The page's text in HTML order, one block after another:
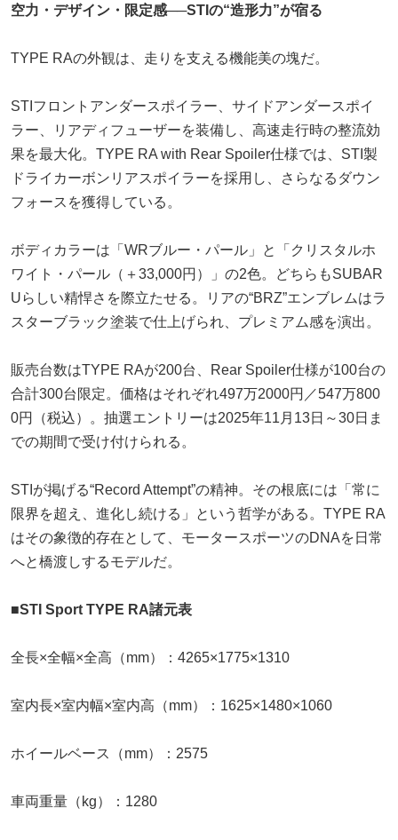
空力・デザイン・限定感──STIの“造形力”が宿る
TYPE RAの外観は、走りを支える機能美の塊だ。
STIフロントアンダースポイラー、サイドアンダースポイ
ラー、リアディフューザーを装備し、高速走行時の整流効
果を最大化。TYPE RA with Rear Spoiler仕様では、STI製
ドライカーボンリアスポイラーを採用し、さらなるダウン
フォースを獲得している。
ボディカラーは「WRブルー・パール」と「クリスタルホ
ワイト・パール（＋33,000円）」の2色。どちらもSUBAR
Uらしい精悍さを際立たせる。リアの“BRZ”エンブレムはラ
スターブラック塗装で仕上げられ、プレミアム感を演出。
販売台数はTYPE RAが200台、Rear Spoiler仕様が100台の
合計300台限定。価格はそれぞれ497万2000円／547万800
0円（税込）。抽選エントリーは2025年11月13日～30日ま
での期間で受け付けられる。
STIが掲げる“Record Attempt”の精神。その根底には「常に
限界を超え、進化し続ける」という哲学がある。TYPE RA
はその象徴的存在として、モータースポーツのDNAを日常
へと橋渡しするモデルだ。
■STI Sport TYPE RA諸元表
全長×全幅×全高（mm）：4265×1775×1310
室内長×室内幅×室内高（mm）：1625×1480×1060
ホイールベース（mm）：2575
車両重量（kg）：1280